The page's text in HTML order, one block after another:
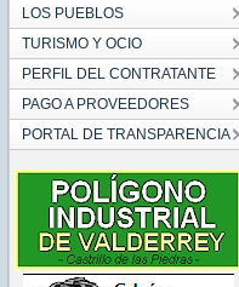
LOS PUEBLOS
TURISMO Y OCIO
PERFIL DEL CONTRATANTE
PAGO A PROVEEDORES
PORTAL DE TRANSPARENCIA